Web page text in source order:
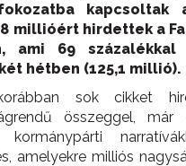
millióért hirdettek a
ami 69
hétben (125,1 millió).
sok cikket
összeggel,
kormánypárti
amelyekre milliós